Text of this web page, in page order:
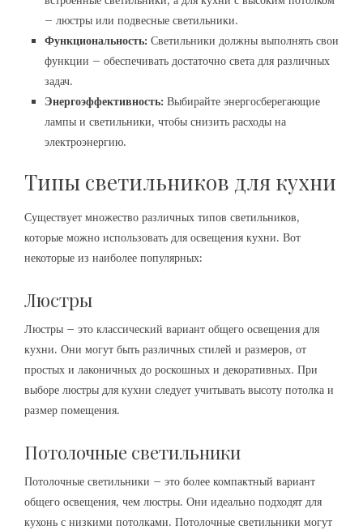
– люстры или подвесные светильники.
Функциональность: Светильники должны выполнять свои
функции – обеспечивать достаточно света для различных
задач.
Энергоэффективность: Выбирайте энергосберегающие
лампы и светильники, чтобы снизить расходы на
электроэнергию.
Типы светильников для кухни
Существует множество различных типов светильников,
которые можно использовать для освещения кухни. Вот
некоторые из наиболее популярных:
Люстры
Люстры – это классический вариант общего освещения для
кухни. Они могут быть различных стилей и размеров, от
простых и лаконичных до роскошных и декоративных. При
выборе люстры для кухни следует учитывать высоту потолка и
размер помещения.
Потолочные светильники
Потолочные светильники – это более компактный вариант
общего освещения, чем люстры. Они идеально подходят для
кухонь с низкими потолками. Потолочные светильники могут